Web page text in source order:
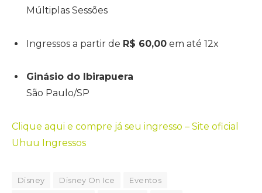
Múltiplas Sessões
Ingressos a partir de R$ 60,00 em até 12x
Ginásio do Ibirapuera
São Paulo/SP
Clique aqui e compre já seu ingresso – Site oficial
Uhuu Ingressos
Disney Disney On Ice
Eventos